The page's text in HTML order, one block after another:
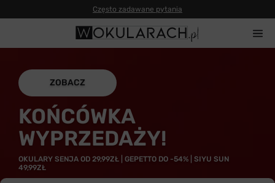
ZOBACZ
KOŃCÓWKA
WYPRZEDAŻY!
OKULARY SENJA OD 29,99ZŁ | GEPETTO DO -54% | SIYU SUN
49,99ZŁ